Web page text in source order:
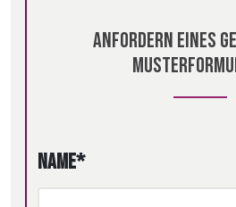
Anfordern eines
Name*